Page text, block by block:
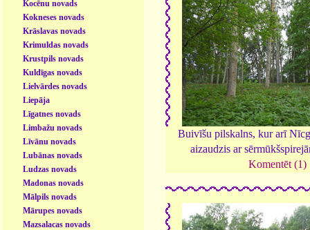
Kocēnu novads
Kokneses novads
Krāslavas novads
Krimuldas novads
Krustpils novads
Kuldīgas novads
Lielvārdes novads
Liepāja
Līgatnes novads
Limbažu novads
Līvānu novads
Lubānas novads
Ludzas novads
Madonas novads
Mālpils novads
Mārupes novads
Mazsalacas novads
Buivīšu pilskalns, kur arī
aizaudzis ar
Komentēt (1)